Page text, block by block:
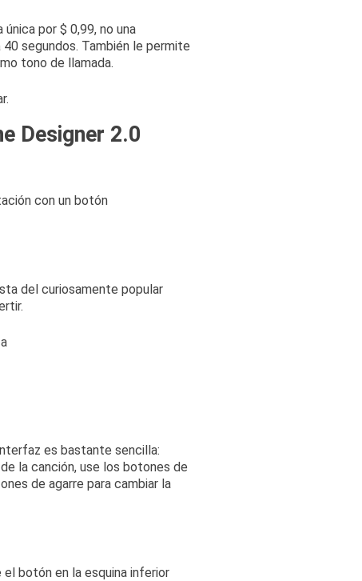
por $ 0,99, no una
segundos. También le permite
tono de llamada.
Designer 2.0
con un botón
del curiosamente popular
es bastante sencilla:
la canción, use los botones de
de agarre para cambiar la
el botón en la esquina inferior